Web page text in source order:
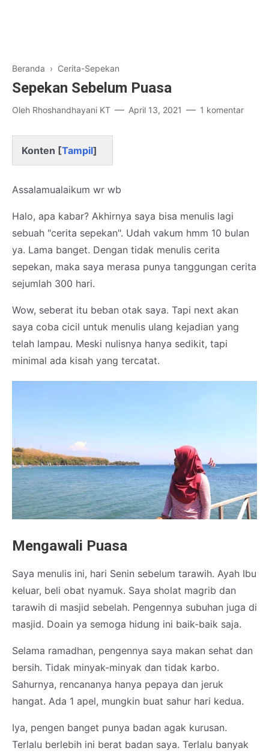
Beranda › Cerita-Sepekan
Sepekan Sebelum Puasa
Oleh Rhoshandhayani KT April 13, 2021 1 komentar
Konten [Tampil]
Assalamualaikum wr wb
Halo, apa kabar? Akhirnya saya bisa menulis lagi
sebuah "cerita sepekan". Udah vakum hmm 10 bulan
ya. Lama banget. Dengan tidak menulis cerita
sepekan, maka saya merasa punya tanggungan cerita
sejumlah 300 hari.
Wow, seberat itu beban otak saya. Tapi next akan
saya coba cicil untuk menulis ulang kejadian yang
telah lampau. Meski nulisnya hanya sedikit, tapi
minimal ada kisah yang tercatat.
Mengawali Puasa
Saya menulis ini, hari Senin sebelum tarawih. Ayah Ibu
keluar, beli obat nyamuk. Saya sholat magrib dan
tarawih di masjid sebelah. Pengennya subuhan juga di
masjid. Doain ya semoga hidung ini baik-baik saja.
Selama ramadhan, pengennya saya makan sehat dan
bersih. Tidak minyak-minyak dan tidak karbo.
Sahurnya, rencananya hanya pepaya dan jeruk
hangat. Ada 1 apel, mungkin buat sahur hari kedua.
Iya, pengen banget punya badan agak kurusan.
Terlalu berlebih ini berat badan saya. Terlalu banyak